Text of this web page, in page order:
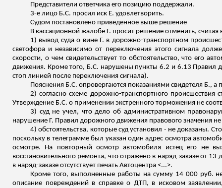
Представители ответчика его позицию поддержали.
3-е лицо Б.С. просил иск Е. удовлетворить.
Судом постановлено приведенное выше решение
В кассационной жалобе Г. просит решение отменить,
1) вывод суда о вине Г. в дорожно-транспортном
светофора и независимо от переключения этого сигнала
скорости, о чем свидетельствует то обстоятельство, что его
движения. Кроме того, Б.С. нарушены пункты 6.2 и 6.13 Правил
стоп линией после переключения сигнала).
Пояснения Б.С. опровергаются показаниями свидетеля Б., а
2) согласно схеме дорожно-транспортного происшествия
Утверждение Б.С. о применении экстренного торможения не
3) суд не учел, что дело об административном
нарушение Г. Правил дорожного движения правового значения
4) обстоятельства, которые суд установил - не доказаны.
поскольку в телеграмме был указан один адрес осмотра
осмотре. На повторный осмотр автомобиля истец его не
восстановительного ремонта, что отражено в наряд-заказеот 13
в наряд-заказе отсутствует печать Автоцентра <...>.
Кроме того, выполненные работы на сумму 14 000 руб.
описание повреждений в справке о ДТП, в исковом